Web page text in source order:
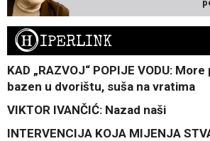
HIPERLINK
KAD „RAZVOJ“ POPIJE VODU:
bazen u dvorištu, suša na vratima
VIKTOR IVANČIĆ: Nazad naši
INTERVENCIJA KOJA MIJENJA